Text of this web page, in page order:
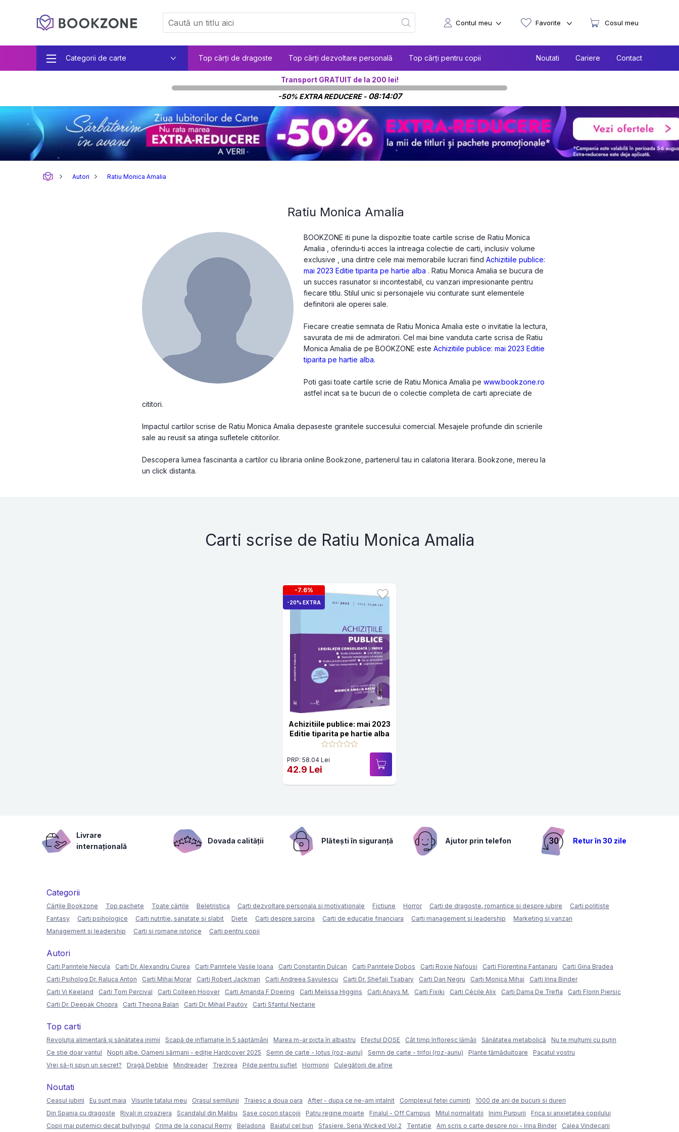
Categorii de carte Top cărți de dragoste Top cărți dezvoltare personală Top cărți pentru copii Noutati Cariere Contact
Contul meu Favorite Cosul meu
Transport GRATUIT de la 200 lei!
-50% EXTRA REDUCERE - 08:14:06
Autori Ratiu Monica Amalia
Ratiu Monica Amalia
BOOKZONE iti pune la dispozitie toate cartile scrise de Ratiu Monica
Amalia , oferindu-ti acces la intreaga colectie de carti, inclusiv volume
exclusive , una dintre cele mai memorabile lucrari fiindAchizitiile publice:
mai 2023 Editie tiparita pe hartie alba . Ratiu Monica Amalia se bucura de
un succes rasunator si incontestabil, cu vanzari impresionante pentru
fiecare titlu. Stilul unic si personajele viu conturate sunt elementele
definitorii ale operei sale.
Fiecare creatie semnata de Ratiu Monica Amalia este o invitatie la lectura,
savurata de mii de admiratori. Cel mai bine vanduta carte scrisa de Ratiu
Monica Amalia de pe BOOKZONE esteAchizitiile publice: mai 2023 Editie
tiparita pe hartie alba.
Poti gasi toate cartile scrie de Ratiu Monica Amalia pewww.bookzone.ro
astfel incat sa te bucuri de o colectie completa de carti apreciate de
cititori.
Impactul cartilor scrise de Ratiu Monica Amalia depaseste granitele succesului comercial. Mesajele profunde din scrierile
sale au reusit sa atinga sufletele cititorilor.
Descopera lumea fascinanta a cartilor cu libraria online Bookzone, partenerul tau in calatoria literara. Bookzone, mereu la
un click distanta.
Carti scrise de Ratiu Monica Amalia
-7.6%
-20% EXTRA
Achizitiile publice: mai 2023
Editie tiparita pe hartie alba
PRP: 58.04 Lei
42.9 Lei
Livrare
internațională
Dovada calității Plătești în siguranță Ajutor prin telefon Retur în 30 zile
Categorii
Cărțile Bookzone Top pachete Toate cărțile Beletristica Carti dezvoltare personala si motivationale Fictiune Horror Carti de dragoste, romantice si despre iubire
Carti politiste
Fantasy
Carti psihologice Carti nutritie, sanatate si slabit Diete Carti despre sarcina Carti de educatie financiara Carti management si leadership
Marketing si vanzari
Management si leadership
Carti si romane istorice Carti pentru copii
Autori
Carti Parintele Necula Carti Dr. Alexandru Ciurea Carti Parintele Vasile Ioana Carti Constantin Dulcan Carti Parintele Dobos Carti Roxie Nafousi Carti Florentina Fantanaru
Carti Gina Bradea
Carti Psiholog Dr. Raluca Anton
Carti Mihai Morar Carti Robert Jackman Carti Andreea Savulescu Carti Dr. Shefali Tsabary Carti Dan Negru Carti Monica Mihai
Carti Irina Binder
Carti Vi Keeland
Carti Tom Percival Carti Colleen Hoover Carti Amanda F Doering Carti Melissa Higgins Carti Anays M. Carti Fixiki Carti Cécile Alix Carti Dama De Trefla
Carti Florin Piersic
Carti Dr. Deepak Chopra
Carti Theona Balan Carti Dr. Mihail Pautov Carti Sfantul Nectarie
Top carti
Revoluția alimentară și sănătatea inimii Scapă de inflamație în 5 săptămâni Marea m-ar picta în albastru Efectul DOSE Cât timp înfloresc lămâii Sănătatea metabolică
Nu te mulțumi cu puțin
Ce stie doar vantul
Nopți albe. Oameni sărmani - ediție Hardcover 2025 Semn de carte - lotus (roz-auriu) Semn de carte - trifoi (roz-auriu) Plante tămăduitoare
Pacatul vostru
Vrei să-ți spun un secret?
Dragă Debbie Mindreader Trezirea Pilde pentru suflet Hormonii Culegătorii de afine
Noutati
Ceasul iubirii Eu sunt maia Visurile tatalui meu Orasul semilunii Traiesc a doua oara After - dupa ce ne-am intalnit Complexul fetei cuminti
1000 de ani de bucurii si dureri
Din Spania cu dragoste
Rivali in croaziera Scandalul din Malibu Sase cocori stacojii Patru regine moarte Finalul - Off Campus Mitul normalitatii Inimi Purpurii
Frica si anxietatea copilului
Copii mai puternici decat bullyingul
Crima de la conacul Remy Beladona Baiatul cel bun Sfasiere. Seria Wicked Vol.2 Tentatie Am scris o carte despre noi - Irina Binder Calea Vindecarii